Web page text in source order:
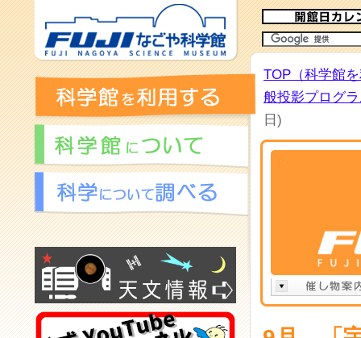
TOP（科学館
般投影プログ
日)